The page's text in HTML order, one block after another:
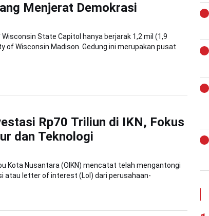
Menjerat Demokrasi
State Capitol hanya berjarak 1,2 mil (1,9
of Wisconsin Madison. Gedung ini merupakan pusat
Rp70 Triliun di IKN, Fokus
dan Teknologi
Kota Nusantara (OIKN) mencatat telah mengantongi
atau letter of interest (LoI) dari perusahaan-